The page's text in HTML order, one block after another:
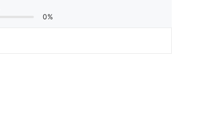
0%